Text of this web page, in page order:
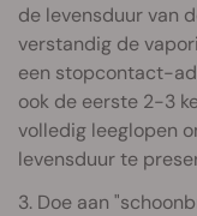
de levensduur van
verstandig de
een stopcontact-
ook de eerste 2-3
volledig leeglopen
levensduur te
3. Doe aan